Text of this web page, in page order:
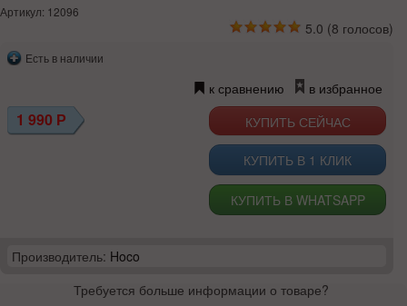
Артикул: 12096
5.0 (8 голосов)
Есть в наличии
к сравнению в избранное
1 990 Р
КУПИТЬ В 1 КЛИК
КУПИТЬ В WHATSAPP
Производитель: Hoco
Требуется больше информации о товаре?